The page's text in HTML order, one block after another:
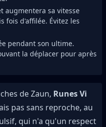
augmentera sa vitesse
fois d'affilée. Évitez les
pendant son ultime.
la déplacer pour après
de Zaun, Runes Vi
pas sans reproche, au
qui n'a qu'un respect